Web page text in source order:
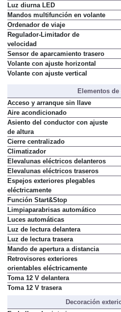
Luz diurna LED
Mandos multifunción en volante
Ordenador de viaje
Regulador-Limitador de
velocidad
Sensor de aparcamiento trasero
Volante con ajuste horizontal
Volante con ajuste vertical
Elementos
Acceso y arranque sin llave
Aire acondicionado
Asiento del conductor con ajuste
de altura
Cierre centralizado
Climatizador
Elevalunas eléctricos delanteros
Elevalunas eléctricos traseros
Espejos exteriores plegables
eléctricamente
Función Start&Stop
Limpiaparabrisas automático
Luces automáticas
Luz de lectura delantera
Luz de lectura trasera
Mando de apertura a distancia
Retrovisores exteriores
orientables eléctricamente
Toma 12 V delantera
Toma 12 V trasera
Decoración